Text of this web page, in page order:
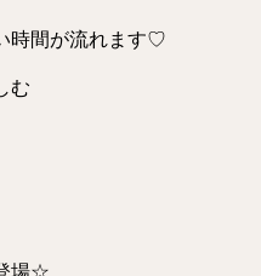
時間が流れます♡
む
場☆